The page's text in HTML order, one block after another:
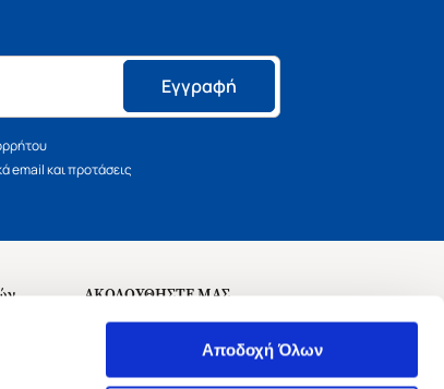
Αποδοχή Όλων
Εγγραφή
email και προτάσεις
ΑΚΟΛΟΥΘΗΣΤΕ ΜΑΣ